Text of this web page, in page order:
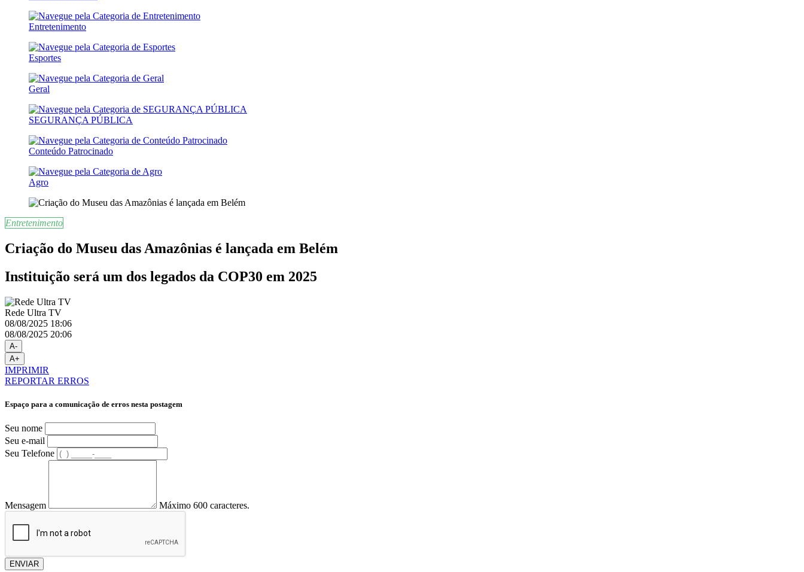
Entretenimento
Esportes
Geral
SEGURANÇA PÚBLICA
Conteúdo Patrocinado
Agro
Entretenimento
Criação do Museu das Amazônias é lançada em Belém
Instituição será um dos legados da COP30 em 2025
Rede Ultra TV
08/08/2025 18:06
08/08/2025 20:06
A-
A+
IMPRIMIR
REPORTAR ERROS
Espaço para a comunicação de erros nesta postagem
Seu nome
Seu e-mail
Seu Telefone
Mensagem Máximo 600 caracteres.
ENVIAR